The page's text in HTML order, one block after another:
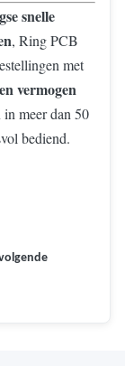
snelle
, Ring PCB
met
vermogen
meer dan 50
bediend.